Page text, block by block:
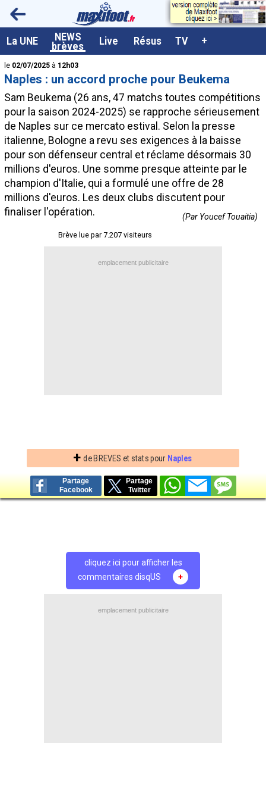
La UNE NEWS
brèves Live Résus TV +
<
le 02/07/2025 à 12h03
Naples : un accord proche pour Beukema
Sam Beukema (26 ans, 47 matchs toutes compétitions
pour la saison 2024-2025) se rapproche sérieusement
de Naples sur ce mercato estival. Selon la presse
italienne, Bologne a revu ses exigences à la baisse
pour son défenseur central et réclame désormais 30
millions d'euros. Une somme presque atteinte par le
champion d'Italie, qui a formulé une offre de 28
millions d'euros. Les deux clubs discutent pour
finaliser l'opération.
(Par Youcef Touaitia)
Brève lue par 7.207 visiteurs
emplacement publicitaire
+ de BREVES et stats pour Naples
Partage
Facebook
Partage
Twitter
cliquez ici pour afficher les
commentaires disqUS
+
emplacement publicitaire
A la UNE
Dernières brèves
Live / Matchs en direct
Résultats et Classements
Class. buteurs européens
Programme TV foot
Vidéos
Sondages
Tableau transferts L1
Taille de la police